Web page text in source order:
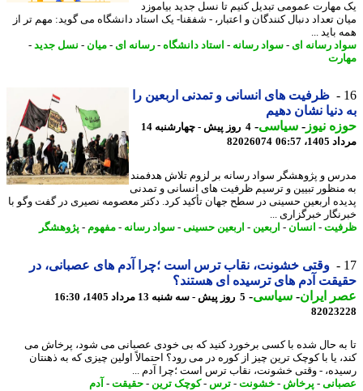
عمومی تبدیل کنیم تا نسل جدید بیاموزد
تعداد دنبال کنندگان و اعتبار، - شفقنا- یک استاد دانشگاه می گوید: مهم تر از
باید ...
رسانه ای- سواد رسانه-استاد دانشگاه-رسانه ای- میان-نسل جدید-
ظرفیت های انسانی و تمدنی اربعین را
نشان دهیم
نیوز-سیاسی-
4 روز پیش - چهارشنبه 14
06:57
82026074
و پژوهشگر سواد رسانه بر لزوم تلاش هدفمند
تبیین و ترسیم ظرفیت های انسانی و تمدنی
اربعین حسینی در سطح جهان تأکید کرد. دکتر معصومه نصیری در گفت وگو با
خبرگزاری ...
-انسان-اربعین -اربعین حسینی-سواد رسانه-مفهوم-پژوهشگر
وقتی خشونت، نقاب ترس است ؛چرا آدم های عصبانی، در
آدم های ترسیده ای هستند؟
ایران- سیاسی-5 روز پیش - سه شنبه 13 مرداد 1405، 16:30
حال شده با کسی برخورد کنید که بی خودی عصبانی می شود، پرخاش می
یا با کوچک ترین چیز از کوره در می رود؟ احتمالاً اولین چیزی که به ذهنتان
- وقتی خشونت، نقاب ترس است ؛چرا آدم ...
-پرخاش-خشونت-ترس-کوچک ترین- حقیقت-آدم